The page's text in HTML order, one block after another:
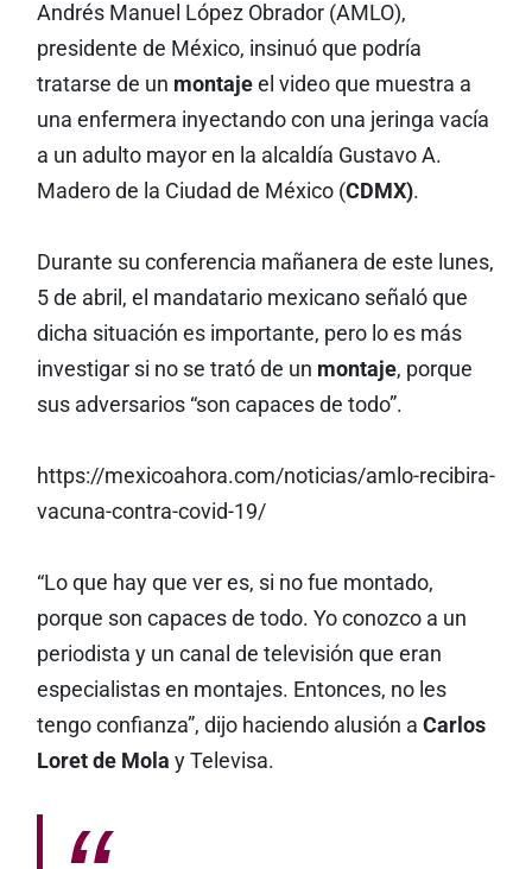
Andrés Manuel López Obrador (AMLO),
presidente de México, insinuó que podría
tratarse de un montajeel video que muestra a
una enfermera inyectando con una jeringa vacía
a un adulto mayor en la alcaldía Gustavo A.
Madero de la Ciudad de México (CDMX).
Durante su conferencia mañanera de este lunes,
5 de abril, el mandatario mexicano señaló que
dicha situación es importante, pero lo es más
investigar si no se trató de un montaje, porque
sus adversarios “son capaces de todo”.
https://mexicoahora.com/noticias/amlo-recibira-
vacuna-contra-covid-19/
“Lo que hay que ver es, si no fue montado,
porque son capaces de todo. Yo conozco a un
periodista y un canal de televisión que eran
especialistas en montajes. Entonces, no les
tengo confianza”, dijo haciendo alusión a Carlos
Loret de Mola y Televisa.